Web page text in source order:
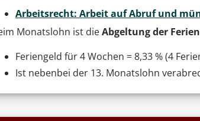
Arbeitsrecht: Arbeit auf Abruf und
Monatslohn ist dieAbgeltung der
Feriengeld für 4 Wochen = 8,33 % (4
Ist nebenbei der 13. Monatslohn